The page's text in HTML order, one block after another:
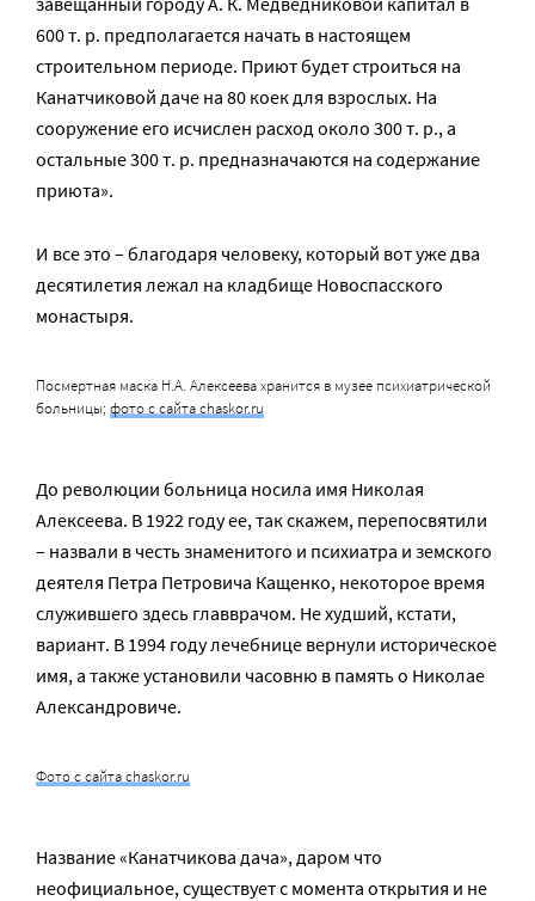
600 т. р. предполагается начать в настоящем
строительном периоде. Приют будет строиться на
Канатчиковой даче на 80 коек для взрослых. На
сооружение его исчислен расход около 300 т. р., а
остальные 300 т. р. предназначаются на содержание
приюта».
И все это – благодаря человеку, который вот уже два
десятилетия лежал на кладбище Новоспасского
монастыря.
Посмертная маска Н.А. Алексеева хранится в музее психиатрической
больницы; фото с сайта chaskor.ru
До революции больница носила имя Николая
Алексеева. В 1922 году ее, так скажем, перепосвятили
– назвали в честь знаменитого и психиатра и земского
деятеля Петра Петровича Кащенко, некоторое время
служившего здесь главврачом. Не худший, кстати,
вариант. В 1994 году лечебнице вернули историческое
имя, а также установили часовню в память о Николае
Александровиче.
Фото с сайта chaskor.ru
Название «Канатчикова дача», даром что
неофициальное, существует с момента открытия и не